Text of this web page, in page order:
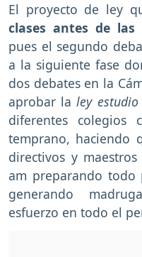
El proyecto de ley
clases antes de las
pues el segundo
a la siguiente fase
dos debates en la
aprobar laley
diferentes colegios
temprano, haciendo
directivos y
am preparando todo
generando
esfuerzo en todo el